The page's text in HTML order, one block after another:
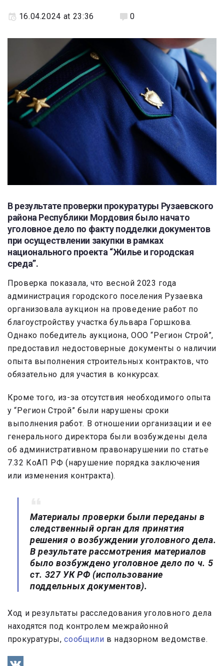
16.04.2024 at 23:36 0
В результате проверки прокуратуры Рузаевского
района Республики Мордовия было начато
уголовное дело по факту подделки документов
при осуществлении закупки в рамках
национального проекта “Жилье и городская
среда”.
Проверка показала, что весной 2023 года
администрация городского поселения Рузаевка
организовала аукцион на проведение работ по
благоустройству участка бульвара Горшкова.
Однако победитель аукциона, ООО “Регион Строй”,
предоставил недостоверные документы о наличии
опыта выполнения строительных контрактов, что
обязательно для участия в конкурсах.
Кроме того, из-за отсутствия необходимого опыта
у “Регион Строй” были нарушены сроки
выполнения работ. В отношении организации и ее
генерального директора были возбуждены дела
об административном правонарушении по статье
7.32 КоАП РФ (нарушение порядка заключения
или изменения контракта).
Материалы проверки были переданы в
следственный орган для принятия
решения о возбуждении уголовного дела.
В результате рассмотрения материалов
было возбуждено уголовное дело по ч. 5
ст. 327 УК РФ (использование
поддельных документов).
Ход и результаты расследования уголовного дела
находятся под контролем межрайонной
прокуратуры,сообщили в надзорном ведомстве.